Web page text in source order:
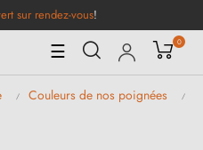
sur rendez-vous!
Basculer
la
navigation
☰ 0
Couleurs de nos poignées